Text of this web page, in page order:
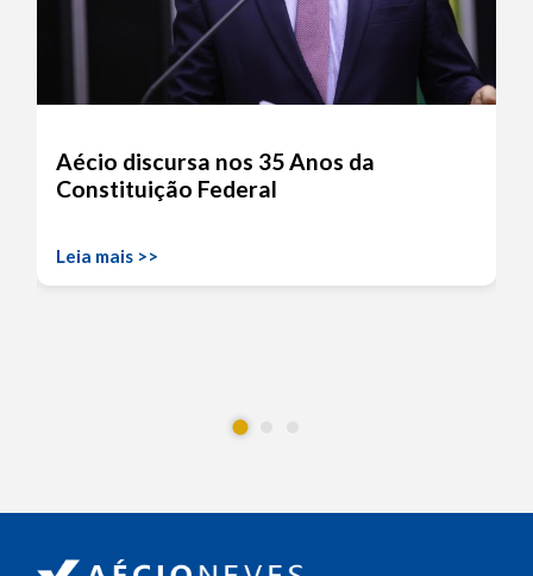
Aécio discursa nos 35 Anos da
Constituição Federal
Leia mais >>